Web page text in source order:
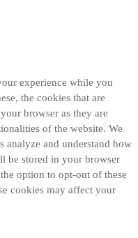
experience while you
the cookies that are
browser as they are
of the website. We
analyze and understand how
be stored in your browser
option to opt-out of these
cookies may affect your